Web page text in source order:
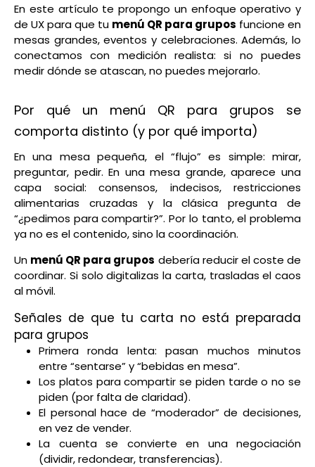
En este artículo te propongo un enfoque operativo y
de UX para que tu menú QR para grupos funcione en
mesas grandes, eventos y celebraciones. Además, lo
conectamos con medición realista: si no puedes
medir dónde se atascan, no puedes mejorarlo.
Por qué un menú QR para grupos se
comporta distinto (y por qué importa)
En una mesa pequeña, el “flujo” es simple: mirar,
preguntar, pedir. En una mesa grande, aparece una
capa social: consensos, indecisos, restricciones
alimentarias cruzadas y la clásica pregunta de
“¿pedimos para compartir?”. Por lo tanto, el problema
ya no es el contenido, sino la coordinación.
Un menú QR para grupos debería reducir el coste de
coordinar. Si solo digitalizas la carta, trasladas el caos
al móvil.
Señales de que tu carta no está preparada
para grupos
Primera ronda lenta: pasan muchos minutos
entre “sentarse” y “bebidas en mesa”.
Los platos para compartir se piden tarde o no se
piden (por falta de claridad).
El personal hace de “moderador” de decisiones,
en vez de vender.
La cuenta se convierte en una negociación
(dividir, redondear, transferencias).